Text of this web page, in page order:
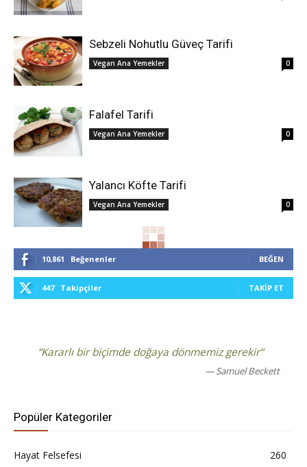
Sebzeli Nohutlu Güveç Tarifi
Vegan Ana Yemekler 0
Falafel Tarifi
Vegan Ana Yemekler 0
Yalancı Köfte Tarifi
Vegan Ana Yemekler 0
10,861 Beğenenler BEĞEN
447 Takipçiler TAKIP ET
“Kararlı bir biçimde doğaya dönmemiz gerekir“
— Samuel Beckett
Popüler Kategoriler
Hayat Felsefesi 260